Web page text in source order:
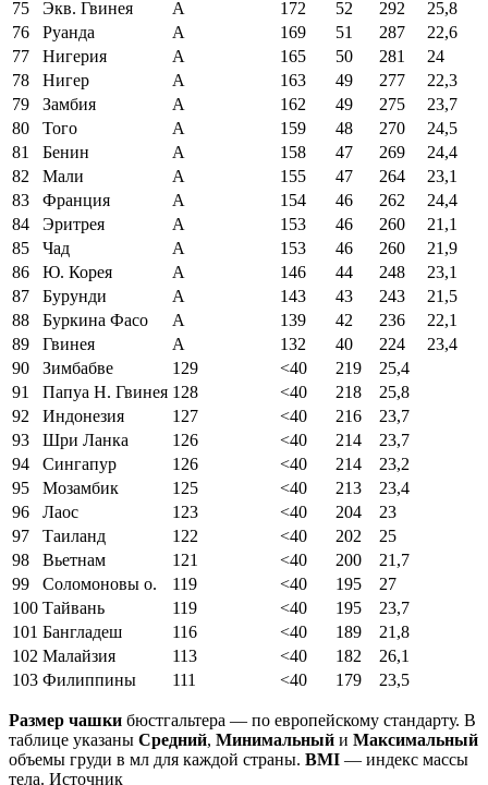
75
Экв. Гвинея A 172 52 292
25,8
76
Руанда A 169 51 287
22,6
77
Нигерия A 165 50 281
24
78
Нигер A 163 49 277
22,3
79
Замбия A 162 49 275
23,7
80
Того A 159 48 270
24,5
81
Бенин A 158 47 269
24,4
82
Мали A 155 47 264
23,1
83
Франция A 154 46 262
24,4
84
Эритрея A 153 46 260
21,1
85
Чад A 153 46 260
21,9
86
Ю. Корея A 146 44 248
23,1
87
Бурунди A 143 43 243
21,5
88
Буркина Фасо A 139 42 236
22,1
89
Гвинея A 132 40 224
23,4
90
Зимбабве 129 <40 219
25,4
91
Папуа Н. Гвинея 128 <40 218
25,8
92
Индонезия 127 <40 216
23,7
93
Шри Ланка 126 <40 214
23,7
94
Сингапур 126 <40 214
23,2
95
Мозамбик 125 <40 213
23,4
96
Лаос 123 <40 204
23
97
Таиланд 122 <40 202
25
98
Вьетнам 121 <40 200
21,7
99
Соломоновы о. 119 <40 195
27
100 Тайвань 119 <40 195
23,7
101 Бангладеш 116 <40 189
21,8
102 Малайзия 113 <40 182
26,1
103 Филиппины 111 <40 179 23,5
Размер чашки бюстгальтера — по европейскому стандарту. В
таблице указаны Средний, Минимальный и Максимальный
объемы груди в мл для каждой страны. BMI — индекс массы
тела. Источник